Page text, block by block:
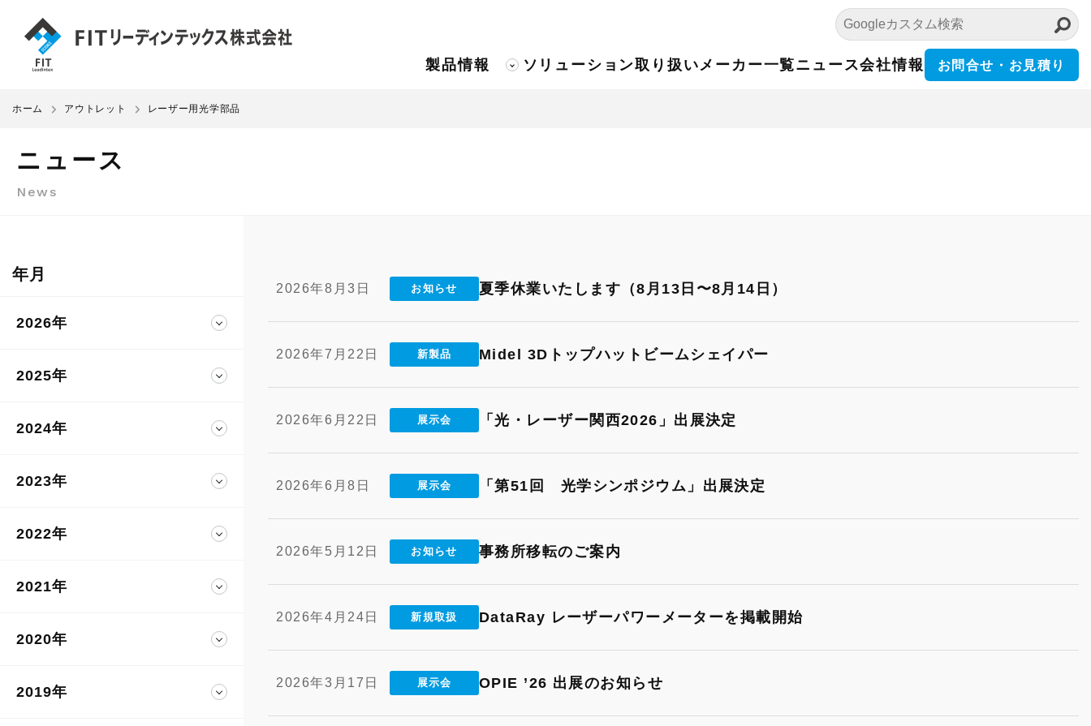
製品情報 ソリューション取り扱いメーカー一覧ニュース会社情報 お問合せ・お見積り
ホーム アウトレット レーザー用光学部品
ニュース
News
年月
2026年
2025年
2024年
2023年
2022年
2021年
2020年
2019年
2026年8月3日 お知らせ 夏季休業いたします（8月13日〜8月14日）
2026年7月22日 新製品 Midel 3Dトップハットビームシェイパー
2026年6月22日 展示会 「光・レーザー関西2026」出展決定
2026年6月8日 展示会 「第51回 光学シンポジウム」出展決定
2026年5月12日 お知らせ 事務所移転のご案内
2026年4月24日 新規取扱 DataRay レーザーパワーメーターを掲載開始
2026年3月17日 展示会 OPIE ’26 出展のお知らせ